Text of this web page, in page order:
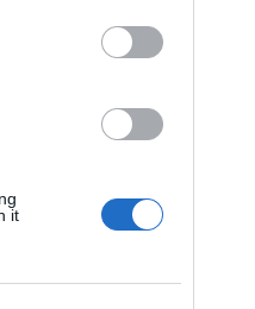
it
Moji nejnovější